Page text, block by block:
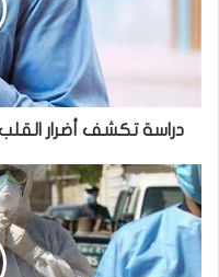
بفايروس
’
دراسة تكشف أضرار القلب
النجف
الأشرف
تسجل
520
إصابة